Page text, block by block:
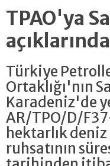
TPAO'ya
Türkiye
Ortaklığı'nın
Karadeniz'de
AR/TPO/D/
hektarlık
ruhsatının